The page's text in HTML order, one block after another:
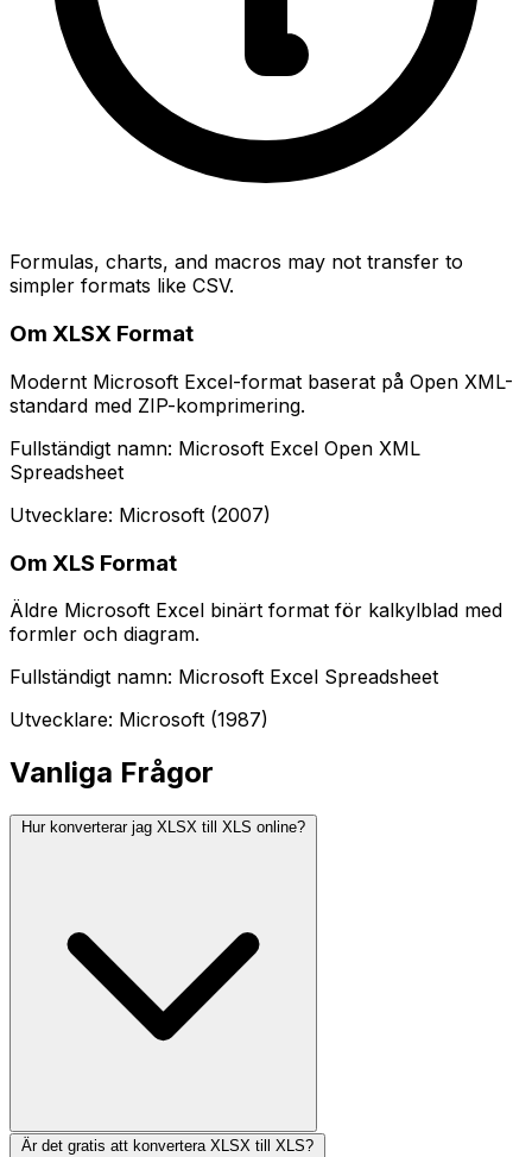
Formulas, charts, and macros may not transfer to
simpler formats like CSV.
Om XLSX Format
Modernt Microsoft Excel-format baserat på Open XML-
standard med ZIP-komprimering.
Fullständigt namn: Microsoft Excel Open XML
Spreadsheet
Utvecklare: Microsoft (2007)
Om XLS Format
Äldre Microsoft Excel binärt format för kalkylblad med
formler och diagram.
Fullständigt namn: Microsoft Excel Spreadsheet
Utvecklare: Microsoft (1987)
Vanliga Frågor
Hur konverterar jag XLSX till XLS online?
Är det gratis att konvertera XLSX till XLS?